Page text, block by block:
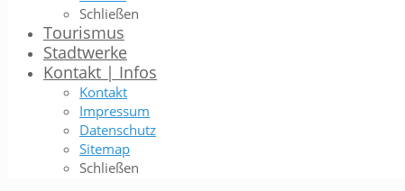
Schließen
Tourismus
Stadtwerke
Kontakt | Infos
Kontakt
Impressum
Datenschutz
Sitemap
Schließen